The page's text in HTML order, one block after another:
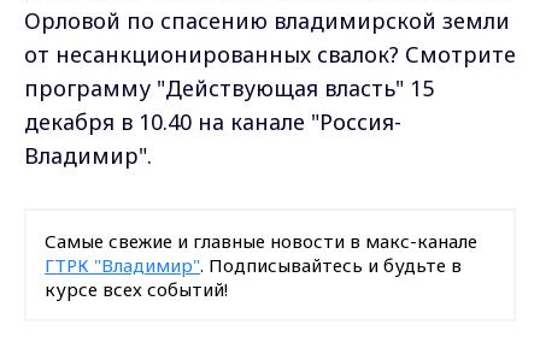
Орловой по спасению владимирской земли
от несанкционированных свалок? Смотрите
программу "Действующая власть" 15
декабря в 10.40 на канале "Россия-
Владимир".
Самые свежие и главные новости в макс-канале
ГТРК "Владимир". Подписывайтесь и будьте в
курсе всех событий!